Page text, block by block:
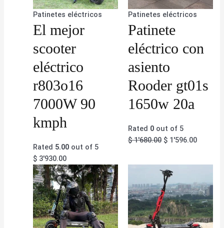
Patinetes eléctricos
El mejor
scooter
eléctrico
r803o16
7000W 90
kmph
Rated 5.00 out of 5
$ 3'930.00
Patinetes eléctricos
Patinete
eléctrico con
asiento
Rooder gt01s
1650w 20a
Rated 0out of 5
$1'680.00 $1'596.00